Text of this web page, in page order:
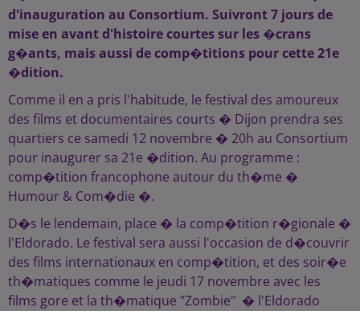
d'inauguration au Consortium. Suivront 7 jours de
mise en avant d'histoire courtes sur les �crans
g�ants, mais aussi de comp�titions pour cette 21e
�dition.
Comme il en a pris l'habitude, le festival des amoureux
des films et documentaires courts � Dijon prendra ses
quartiers ce samedi 12 novembre � 20h au Consortium
pour inaugurer sa 21e �dition. Au programme :
comp�tition francophone autour du th�me �
Humour & Com�die �.
D�s le lendemain, place � la comp�tition r�gionale �
l'Eldorado. Le festival sera aussi l'occasion de d�couvrir
des films internationaux en comp�tition, et des soir�e
th�matiques comme le jeudi 17 novembre avec les
films gore et la th�matique "Zombie" � l'Eldorado